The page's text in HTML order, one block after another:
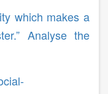
which makes a
Analyse the